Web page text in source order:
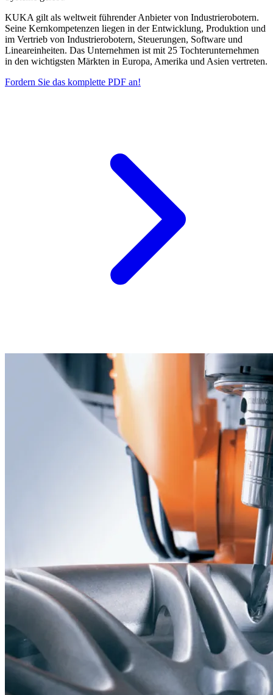
KUKA gilt als weltweit führender Anbieter von Industrierobotern.
Seine Kernkompetenzen liegen in der Entwicklung, Produktion und
im Vertrieb von Industrierobotern, Steuerungen, Software und
Lineareinheiten. Das Unternehmen ist mit 25 Tochterunternehmen
in den wichtigsten Märkten in Europa, Amerika und Asien vertreten.
Fordern Sie das komplette PDF an!